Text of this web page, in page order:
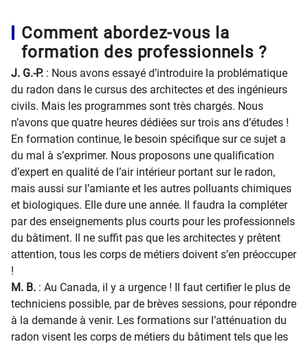
Comment abordez-vous la
formation des professionnels ?
J. G.-P. : Nous avons essayé d’introduire la problématique
du radon dans le cursus des architectes et des ingénieurs
civils. Mais les programmes sont très chargés. Nous
n’avons que quatre heures dédiées sur trois ans d’études !
En formation continue, le besoin spécifique sur ce sujet a
du mal à s’exprimer. Nous proposons une qualification
d’expert en qualité de l’air intérieur portant sur le radon,
mais aussi sur l’amiante et les autres polluants chimiques
et biologiques. Elle dure une année. Il faudra la compléter
par des enseignements plus courts pour les professionnels
du bâtiment. Il ne suffit pas que les architectes y prêtent
attention, tous les corps de métiers doivent s’en préoccuper
!
M. B. : Au Canada, il y a urgence ! Il faut certifier le plus de
techniciens possible, par de brèves sessions, pour répondre
à la demande à venir. Les formations sur l’atténuation du
radon visent les corps de métiers du bâtiment tels que les